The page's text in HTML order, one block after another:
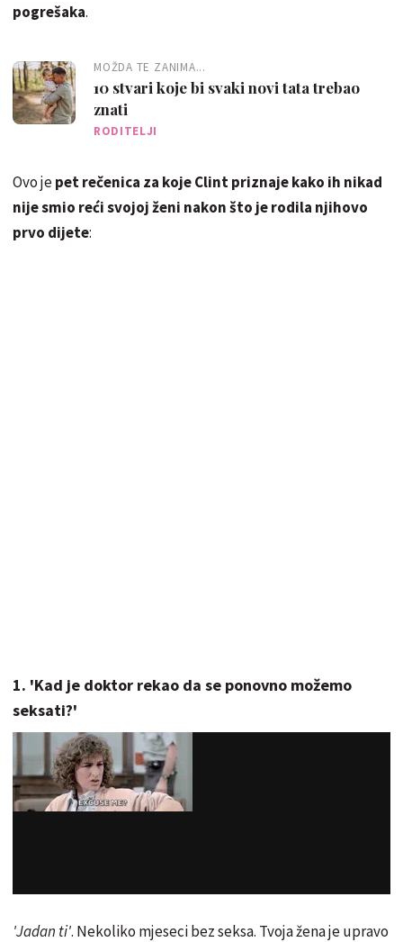
pogrešaka.
MOŽDA TE ZANIMA...
10 stvari koje bi svaki novi tata trebao
znati
RODITELJI
Ovo jepet rečenica za koje Clint priznaje kako ih nikad
nije smio reći svojoj ženi nakon što je rodila njihovo
prvo dijete:
1. 'Kad je doktor rekao da se ponovno možemo
seksati?'
'Jadan ti'. Nekoliko mjeseci bez seksa. Tvoja žena je upravo